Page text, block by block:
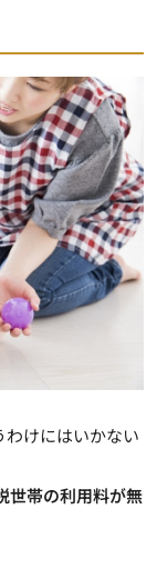
けにはいかない
世帯の利用料が無